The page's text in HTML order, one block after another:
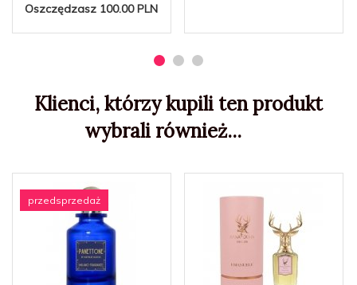
Oszczędzasz 100.00 PLN
Klienci, którzy kupili ten produkt
wybrali również...
przedsprzedaż